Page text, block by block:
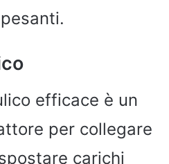
efficace è un
per collegare
carichi